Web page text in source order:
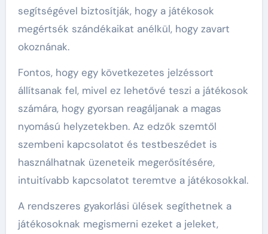
segítségével biztosítják, hogy a játékosok
megértsék szándékaikat anélkül, hogy zavart
okoznának.
Fontos, hogy egy következetes jelzéssort
állítsanak fel, mivel ez lehetővé teszi a játékosok
számára, hogy gyorsan reagáljanak a magas
nyomású helyzetekben. Az edzők szemtől
szembeni kapcsolatot és testbeszédet is
használhatnak üzeneteik megerősítésére,
intuitívabb kapcsolatot teremtve a játékosokkal.
A rendszeres gyakorlási ülések segíthetnek a
játékosoknak megismerni ezeket a jeleket,